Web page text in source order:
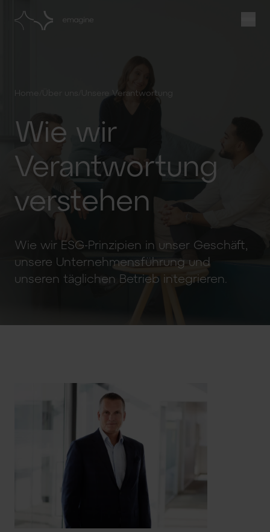
Home Unsere Verantwortung
Wie wir
Verantwortung
verstehen
Wie wir ESG-Prinzipien in unser Geschäft,
unsere Unternehmensführung und
unseren täglichen Betrieb integrieren.